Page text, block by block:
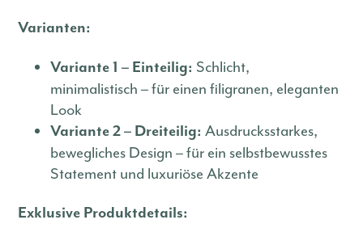
Varianten:
Variante 1 – Einteilig: Schlicht,
minimalistisch – für einen filigranen, eleganten
Look
Variante 2 – Dreiteilig:Ausdrucksstarkes,
bewegliches Design – für ein selbstbewusstes
Statement und luxuriöse Akzente
Exklusive Produktdetails: